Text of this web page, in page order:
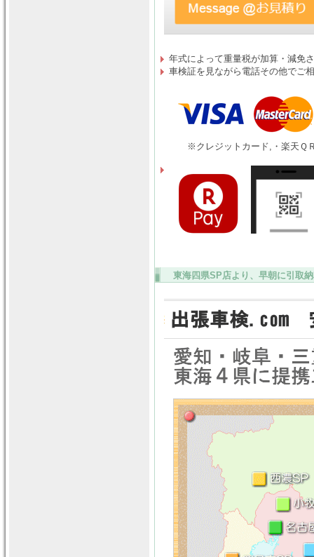
年式によって重量税が加算・減免
車検証を見ながら電話その他でご
※クレジットカード,・楽天Ｑ
東海四県SP店より、早朝に引取